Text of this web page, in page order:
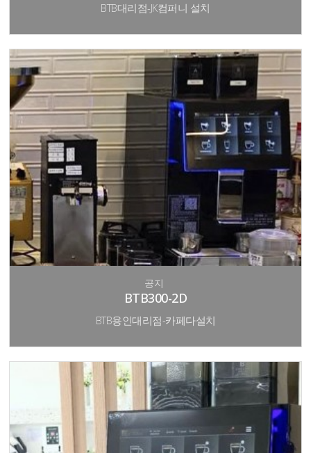
BTB대리점-JK컴퍼니 설치
공지
BTB300-2D
BTB용인대리점-카페다설치